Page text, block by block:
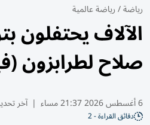
رياضة/رياضة عالمية
الآلاف يحتفلون
صلاح لطرابزون
6 أغسطس 2026 21:37 مساء | آخر
دقائق القراءة - 2